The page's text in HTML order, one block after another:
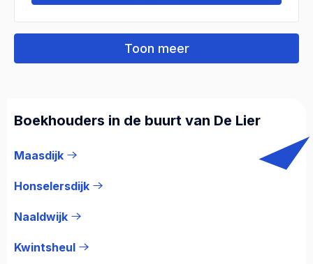
Toon meer
Boekhouders in de buurt van De Lier
Maasdijk
Honselersdijk
Naaldwijk
Kwintsheul